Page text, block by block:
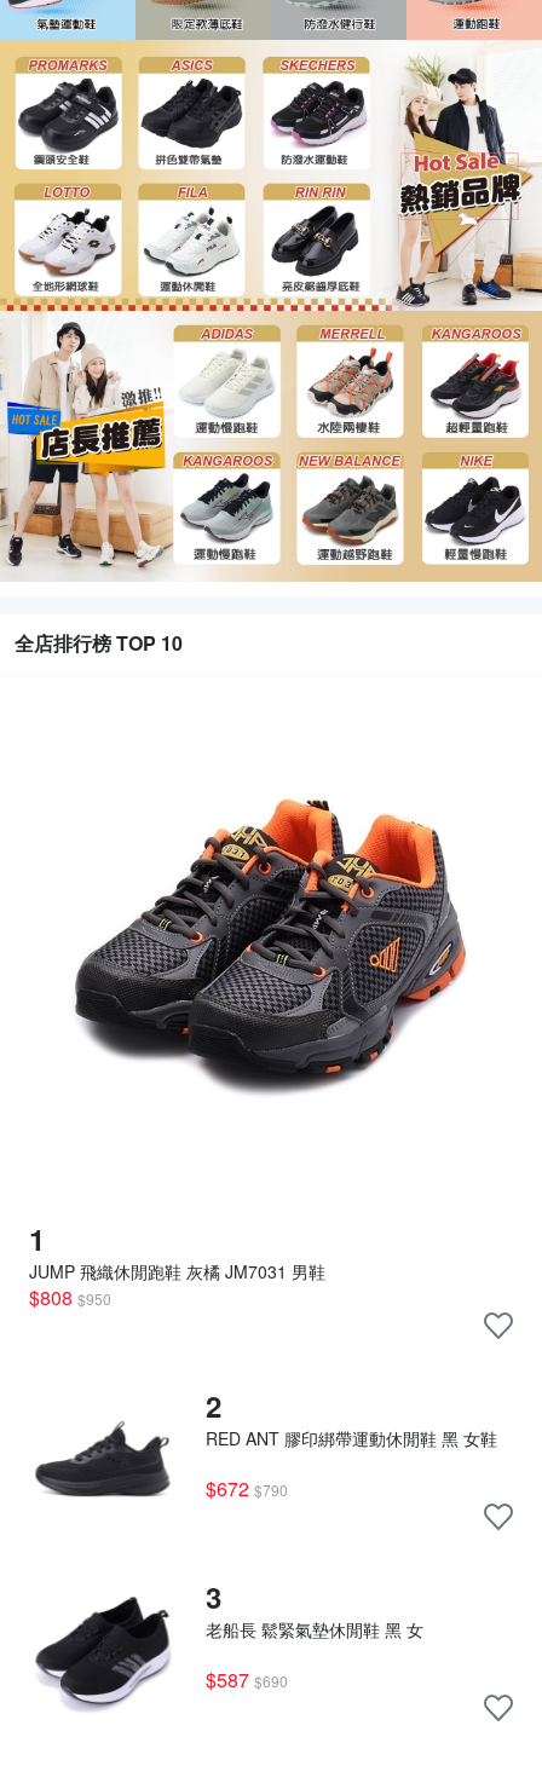
全店排行榜 TOP 10
1
JUMP 飛織休閒跑鞋 灰橘 JM7031 男鞋
$808 $950
2
RED ANT 膠印綁帶運動休閒鞋 黑 女鞋
$672 $790
3
老船長 鬆緊氣墊休閒鞋 黑 女
$587 $690